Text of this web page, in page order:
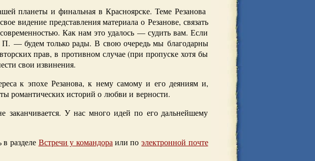
планеты и финальная в Красноярске. Теме Резанова
видение представления материала о Резанове, связать
Как нам это удалось — судить вам. Если
— будем только рады. В свою очередь мы благодарны
прав, в противном случае (при пропуске хотя бы
свои извинения.
к эпохе Резанова, к нему самому и его деяниям и,
романтических историй о любви и верности.
заканчивается. У нас много идей по его дальнейшему
разделе Встречи у командораили поэлектронной почте